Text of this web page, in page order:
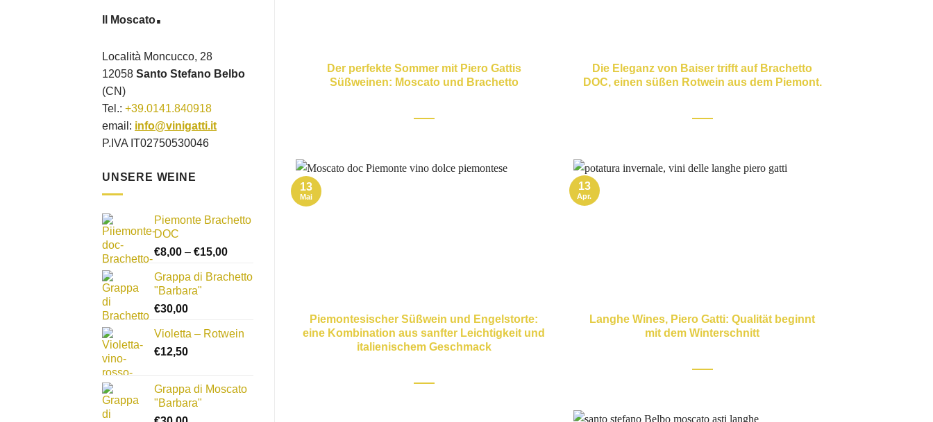
Il Moscato.
Località Moncucco, 28
12058 Santo Stefano Belbo
(CN)
Tel.: +39.0141.840918
email: info@vinigatti.it
P.IVA IT02750530046
UNSERE WEINE
Piemonte Brachetto
DOC
€8,00 – €15,00Preisspanne:
bis
Grappa di Brachetto
"Barbara"
€30,00
Violetta – Rotwein
€12,50
Grappa di Moscato
"Barbara"
Der perfekte Sommer mit Piero Gattis
Süßweinen: Moscato und Brachetto
Die Eleganz von Baiser trifft auf Brachetto
DOC, einen süßen Rotwein aus dem Piemont.
Piemontesischer Süßwein und Engelstorte:
eine Kombination aus sanfter Leichtigkeit und
italienischem Geschmack
13
Mai
Langhe Wines, Piero Gatti: Qualität beginnt
mit dem Winterschnitt
13
Apr.